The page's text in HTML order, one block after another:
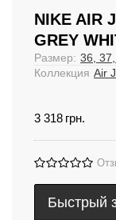
NIKE AIR
GREY
Размер: 36,
Коллекция Air
3 318 грн.
Быстрый